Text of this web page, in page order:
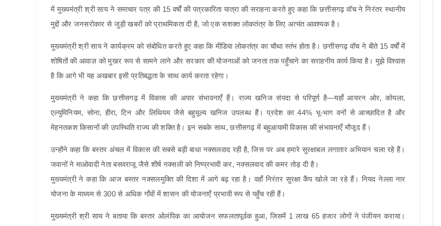
में मुख्यमंत्री श्री साय ने समाचार पत्र की 15 वर्षों की पत्रकारिता यात्रा की सराहना करते हुए कहा कि छत्तीसगढ़ वॉच ने निरंतर स्थानीय
मुद्दों और जनसरोकार से जुड़ी खबरों को प्राथमिकता दी है, जो एक सशक्त लोकतंत्र के लिए अत्यंत आवश्यक है।
मुख्यमंत्री श्री साय ने कार्यक्रम को संबोधित करते हुए कहा कि मीडिया लोकतंत्र का चौथा स्तंभ होता है। छत्तीसगढ़ वॉच ने बीते 15 वर्षों में
शोषितों की आवाज़ को मुखर रूप से सामने लाने और सरकार की योजनाओं को जनता तक पहुँचाने का सराहनीय कार्य किया है। मुझे विश्वास
है कि आगे भी यह अखबार इसी प्रतिबद्धता के साथ कार्य करता रहेगा।
मुख्यमंत्री ने कहा कि छत्तीसगढ़ में विकास की अपार संभावनाएँ हैं। राज्य खनिज संपदा से परिपूर्ण है—यहाँ आयरन ओर, कोयला,
एल्युमिनियम, सोना, हीरा, टिन और लिथियम जैसे बहुमूल्य खनिज उपलब्ध हैं। प्रदेश का 44% भू-भाग वनों से आच्छादित है और
मेहनतकश किसानों की उपस्थिति राज्य की शक्ति है। इन सबके साथ, छत्तीसगढ़ में बहुआयामी विकास की संभावनाएँ मौजूद हैं।
उन्होंने कहा कि बस्तर अंचल में विकास की सबसे बड़ी बाधा नक्सलवाद रही है, जिस पर अब हमारे सुरक्षाबल लगातार अभियान चला रहे हैं।
जवानों ने माओवादी नेता बसवराजू जैसे शीर्ष नक्सली को निष्प्रभावी कर, नक्सलवाद की कमर तोड़ दी है।
मुख्यमंत्री ने कहा कि आज बस्तर नक्सलमुक्ति की दिशा में आगे बढ़ रहा है। वहाँ निरंतर सुरक्षा कैंप खोले जा रहे हैं। नियद नेल्ला नार
योजना के माध्यम से 300 से अधिक गाँवों में शासन की योजनाएँ प्रभावी रूप से पहुँच रही हैं।
मुख्यमंत्री श्री साय ने बताया कि बस्तर ओलंपिक का आयोजन सफलतापूर्वक हुआ, जिसमें 1 लाख 65 हजार लोगों ने पंजीयन कराया।